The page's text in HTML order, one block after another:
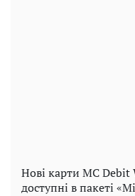
Нові карти MC Debit
доступні в пакеті